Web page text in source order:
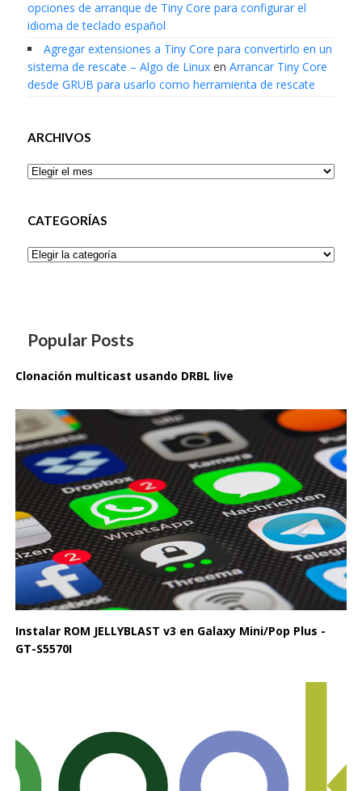
opciones de arranque de Tiny Core para configurar el
idioma de teclado español
Agregar extensiones a Tiny Core para convertirlo en un
sistema de rescate – Algo de Linuxen Arrancar Tiny Core
desde GRUB para usarlo como herramienta de rescate
ARCHIVOS
Archivos
CATEGORÍAS
Categorías
Popular Posts
Clonación multicast usando DRBL live
Instalar ROM JELLYBLAST v3 en Galaxy Mini/Pop Plus -
GT-S5570I